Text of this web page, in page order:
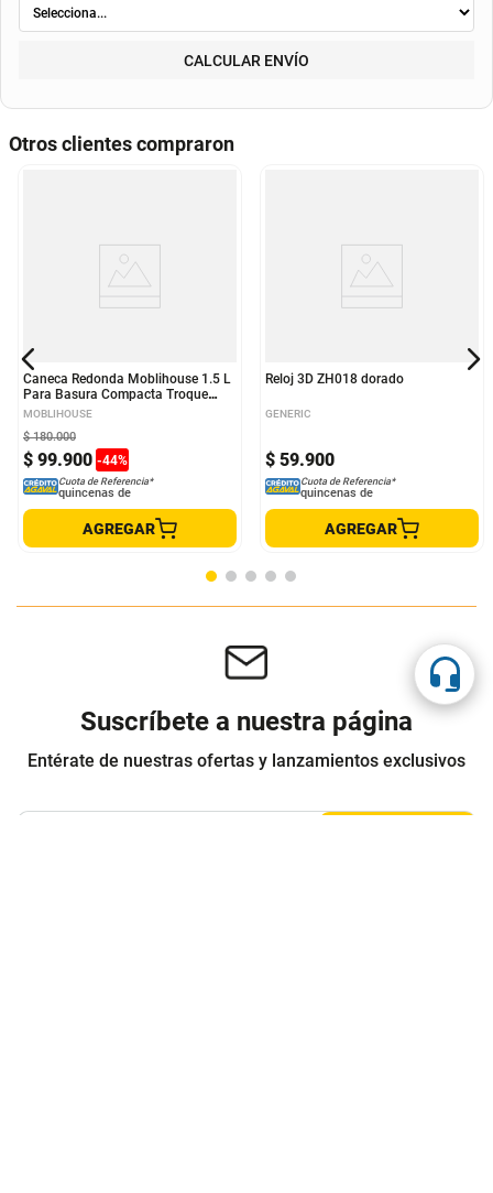
CALCULAR ENVÍO
Otros clientes compraron
Caneca Redonda Moblihouse 1.5 L
Para Basura Compacta Troque
Blanca
MOBLIHOUSE
$ 99.900 -44%
$ 180.000
Cuota de Referencia*
quincenas de
AGREGAR
Reloj 3D ZH018 dorado
GENERIC
$ 59.900
Cuota de Referencia*
quincenas de
AGREGAR
Suscríbete a nuestra página
Entérate de nuestras ofertas y lanzamientos exclusivos